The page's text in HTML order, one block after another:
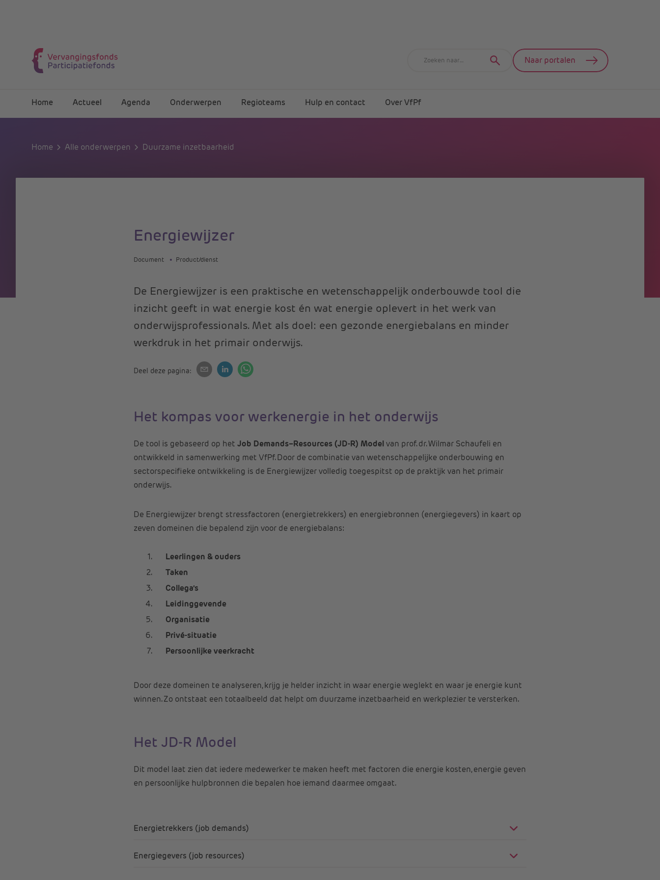
Home Actueel Agenda Onderwerpen Regioteams Hulp en contact Over VfPf
Naar portalen
Home Alle onderwerpen Duurzame inzetbaarheid
Energiewijzer
Document Product/dienst
De Energiewijzer is een praktische en wetenschappelijk onderbouwde tool die
inzicht geeft in wat energie kost én wat energie oplevert in het werk van
onderwijsprofessionals. Met als doel: een gezonde energiebalans en minder
werkdruk in het primair onderwijs.
Deel deze pagina:
Het kompas voor werkenergie in het onderwijs
De tool is gebaseerd op het Job Demands–Resources (JD-R) Modelvan prof. dr. Wilmar Schaufeli en
ontwikkeld in samenwerking met VfPf. Door de combinatie van wetenschappelijke onderbouwing en
sectorspecifieke ontwikkeling is de Energiewijzer volledig toegespitst op de praktijk van het primair
onderwijs.
De Energiewijzer brengt stressfactoren (energietrekkers) en energiebronnen (energiegevers) in kaart op
zeven domeinen die bepalend zijn voor de energiebalans:
Leerlingen & ouders
Taken
Collega’s
Leidinggevende
Organisatie
Privé-situatie
Persoonlijke veerkracht
Door deze domeinen te analyseren, krijg je helder inzicht in waar energie weglekt en waar je energie kunt
winnen. Zo ontstaat een totaalbeeld dat helpt om duurzame inzetbaarheid en werkplezier te versterken.
Het JD-R Model
Dit model laat zien dat iedere medewerker te maken heeft met factoren die energie kosten, energie geven
en persoonlijke hulpbronnen die bepalen hoe iemand daarmee omgaat.
Energietrekkers (job demands)
Energiegevers (job resources)